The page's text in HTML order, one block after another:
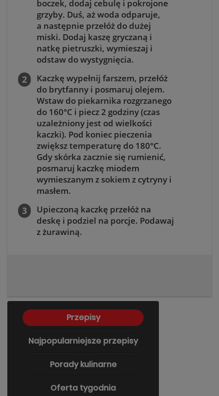
boczek, dodaj cebulę i pokrojone
grzyby. Duś, aż woda odparuje,
a następnie przełóż do dużej
miski. Dodaj kaszę gryczaną i
natkę pietruszki, wymieszaj i
odstaw do wystygnięcia.
Kaczkę wypełnij farszem, przełóż
do brytfanny i posmaruj olejem.
Wstaw do piekarnika rozgrzanego
do 160°C i piecz 2 godziny (czas
uzależniony jest od wielkości
kaczki). Pod koniec pieczenia
zwiększ temperaturę do 180°C.
Gdy skórka zacznie się rumienić,
posmaruj kaczkę miodem
wymieszanym z sokiem z cytryny i
masłem.
Upieczoną kaczkę przełóż na
deskę i podziel na porcje. Podawaj
z żurawiną.
Przepisy
Najpopularniejsze przepisy
Porady kulinarne
Oferta tygodnia